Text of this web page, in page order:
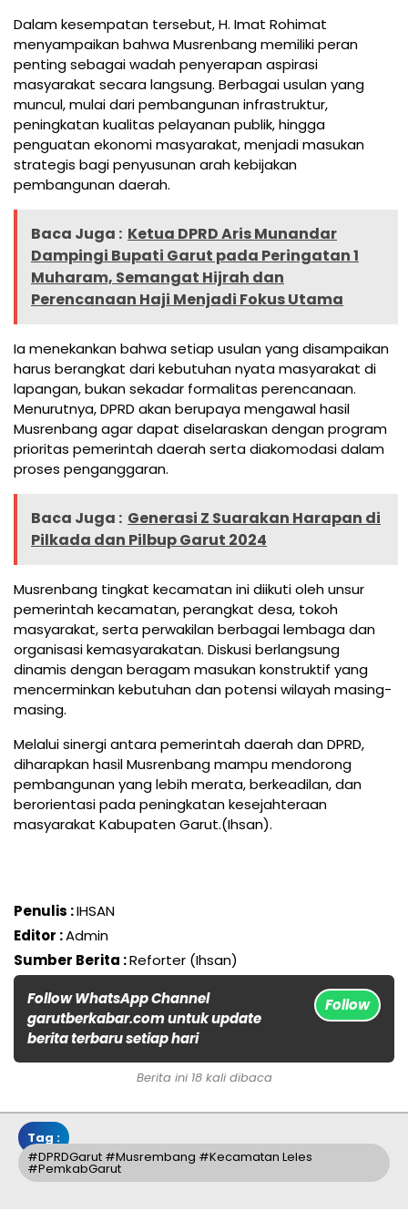
Dalam kesempatan tersebut, H. Imat Rohimat
menyampaikan bahwa Musrenbang memiliki peran
penting sebagai wadah penyerapan aspirasi
masyarakat secara langsung. Berbagai usulan yang
muncul, mulai dari pembangunan infrastruktur,
peningkatan kualitas pelayanan publik, hingga
penguatan ekonomi masyarakat, menjadi masukan
strategis bagi penyusunan arah kebijakan
pembangunan daerah.
Baca Juga : Ketua DPRD Aris Munandar
Dampingi Bupati Garut pada Peringatan 1
Muharam, Semangat Hijrah dan
Perencanaan Haji Menjadi Fokus Utama
Ia menekankan bahwa setiap usulan yang disampaikan
harus berangkat dari kebutuhan nyata masyarakat di
lapangan, bukan sekadar formalitas perencanaan.
Menurutnya, DPRD akan berupaya mengawal hasil
Musrenbang agar dapat diselaraskan dengan program
prioritas pemerintah daerah serta diakomodasi dalam
proses penganggaran.
Baca Juga : Generasi Z Suarakan Harapan di
Pilkada dan Pilbup Garut 2024
Musrenbang tingkat kecamatan ini diikuti oleh unsur
pemerintah kecamatan, perangkat desa, tokoh
masyarakat, serta perwakilan berbagai lembaga dan
organisasi kemasyarakatan. Diskusi berlangsung
dinamis dengan beragam masukan konstruktif yang
mencerminkan kebutuhan dan potensi wilayah masing-
masing.
Melalui sinergi antara pemerintah daerah dan DPRD,
diharapkan hasil Musrenbang mampu mendorong
pembangunan yang lebih merata, berkeadilan, dan
berorientasi pada peningkatan kesejahteraan
masyarakat Kabupaten Garut.(Ihsan).
Penulis :IHSAN
Editor :Admin
Sumber Berita :Reforter (Ihsan)
Follow WhatsApp Channel
garutberkabar.com untuk update
berita terbaru setiap hari
Follow
Berita ini 18 kali dibaca
Tag :
#DPRDGarut #Musrembang #Kecamatan Leles
#PemkabGarut